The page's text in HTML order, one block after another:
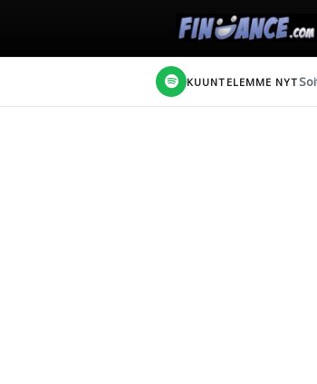
KUUNTELEMME NYT